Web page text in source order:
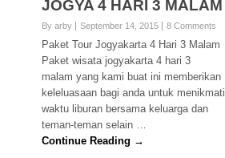
JOGYA 4 HARI 3 MALAM
By arby September 14, 2015 8 Comments
Paket Tour Jogyakarta 4 Hari 3 Malam
Paket wisata jogyakarta 4 hari 3
malam yang kami buat ini memberikan
keleluasaan bagi anda untuk menikmati
waktu liburan bersama keluarga dan
teman-teman selain …
Continue Reading →